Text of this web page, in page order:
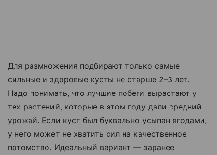
Для размножения подбирают только самые
сильные и здоровые кусты не старше 2–3 лет.
Надо понимать, что лучшие побеги вырастают у
тех растений, которые в этом году дали средний
урожай. Если куст был буквально усыпан ягодами,
у него может не хватить сил на качественное
потомство. Идеальный вариант — заранее